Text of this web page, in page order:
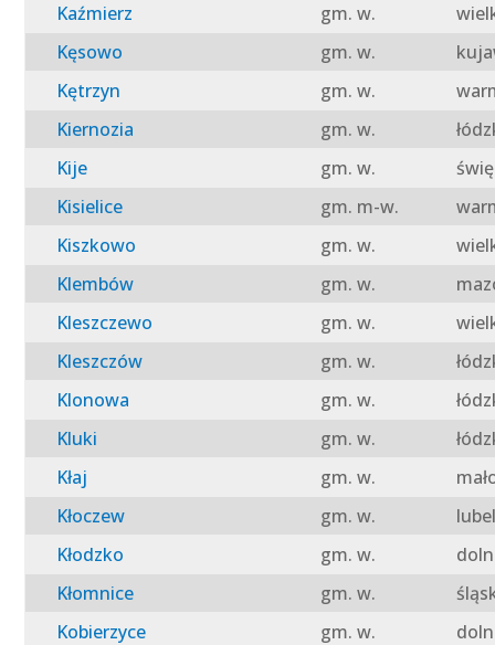
Kaźmierz
gm. w.
Kęsowo
gm. w.
Kętrzyn
gm. w.
Kiernozia
gm. w.
Kije
gm. w.
Kisielice
gm. m-w.
Kiszkowo
gm. w.
Klembów
gm. w.
Kleszczewo
gm. w.
Kleszczów
gm. w.
Klonowa
gm. w.
Kluki
gm. w.
Kłaj
gm. w.
Kłoczew
gm. w.
Kłodzko
gm. w.
Kłomnice
gm. w.
Kobierzyce
gm. w.